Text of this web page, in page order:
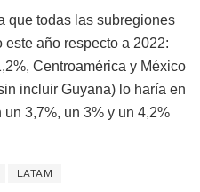
que todas las subregiones
año respecto a 2022:
Centroamérica y México
incluir Guyana) lo haría en
3,7%, un 3% y un 4,2%
LATAM